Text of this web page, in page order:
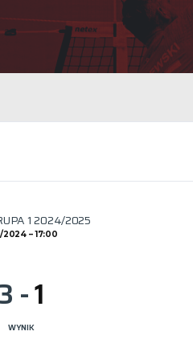
1 2024/2025
2024 17:00
-1
WYNIK